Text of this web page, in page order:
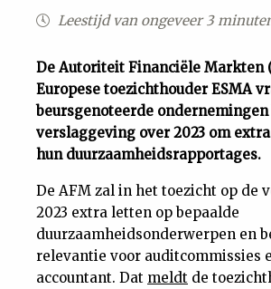
Feiten
Cijfers
Magazine
Podcast
Leestijd van ongeveer 3
De Autoriteit Financiële Markten
Europese toezichthouder ESMA
beursgenoteerde
verslaggeving over 2023 om
hun duurzaamheidsrapportages.
De AFM zal in het toezicht op de
2023 extra letten op bepaalde
duurzaamheidsonderwerpen en
relevantie voor auditcommissies
accountant. Dat meldt de